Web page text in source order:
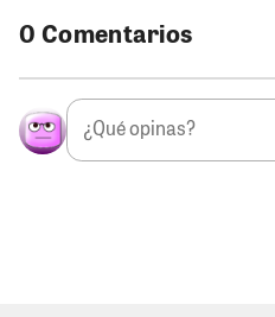
0 Comentarios